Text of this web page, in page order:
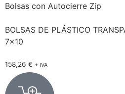
Bolsas con Autocierre Zip
BOLSAS DE PLÁSTICO
7×10
158,26 € + IVA